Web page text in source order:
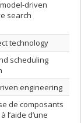
driven
search
technology
scheduling
engineering
de composants
l’aide d’une